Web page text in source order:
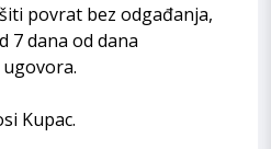
povrat bez odgađanja,
7 dana od dana
Kupac.